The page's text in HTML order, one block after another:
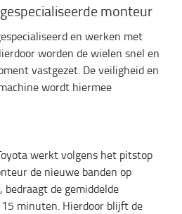
monteur
en werken met
worden de wielen snel en
vastgezet. De veiligheid en
wordt hiermee
werkt volgens het pitstop
de nieuwe banden op
de gemiddelde
minuten. Hierdoor blijft de